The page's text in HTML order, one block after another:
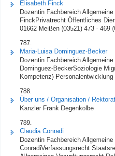
Elisabeth Finck
Dozentin Fachbereich
FinckPrivatrecht Öffentliches
01662 Meißen (03521) 473 - 469
787.
Maria-Luisa Dominguez-Becker
Dozentin Fachbereich
Dominguez-BeckerSoziologie
Kompetenz)
788.
Über uns / Organisation / Rektorat
Kanzler Frank Degenkolbe
789.
Claudia Conradi
Dozentin Fachbereich
ConradiVerfassungsrecht